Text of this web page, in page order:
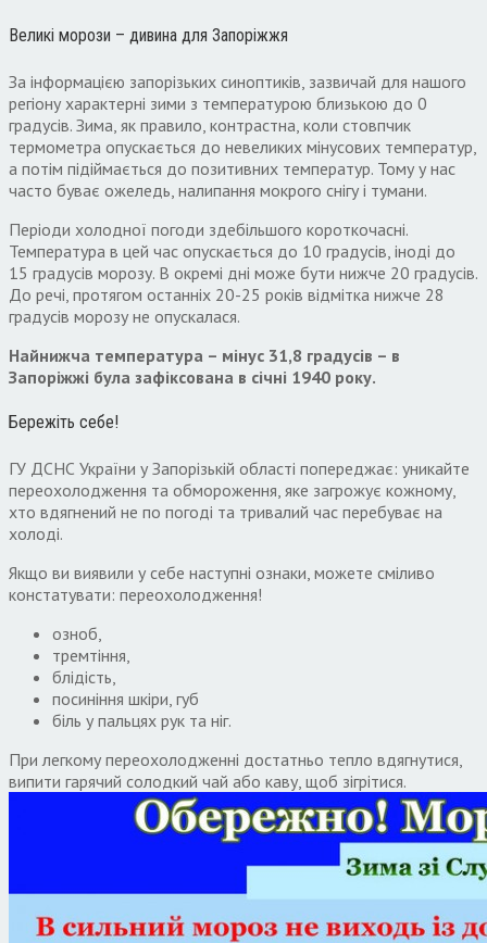
Великі морози – дивина для Запоріжжя
За інформацією запорізьких синоптиків, зазвичай для нашого
регіону характерні зими з температурою близькою до 0
градусів. Зима, як правило, контрастна, коли стовпчик
термометра опускається до невеликих мінусових температур,
а потім підіймається до позитивних температур. Тому у нас
часто буває ожеледь, налипання мокрого снігу і тумани.
Періоди холодної погоди здебільшого короткочасні.
Температура в цей час опускається до 10 градусів, іноді до
15 градусів морозу. В окремі дні може бути нижче 20 градусів.
До речі, протягом останніх 20-25 років відмітка нижче 28
градусів морозу не опускалася.
Найнижча температура – мінус 31,8 градусів – в
Запоріжжі була зафіксована в січні 1940 року.
Бережіть себе!
ГУ ДСНС України у Запорізькій області попереджає: уникайте
переохолодження та обмороження, яке загрожує кожному,
хто вдягнений не по погоді та тривалий час перебуває на
холоді.
Якщо ви виявили у себе наступні ознаки, можете сміливо
констатувати: переохолодження!
озноб,
тремтіння,
блідість,
посиніння шкіри, губ
біль у пальцях рук та ніг.
При легкому переохолодженні достатньо тепло вдягнутися,
випити гарячий солодкий чай або каву, щоб зігрітися.